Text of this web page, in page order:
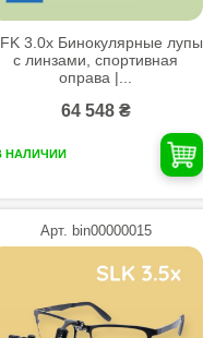
3.0x Бинокулярные лупы
с линзами, спортивная
оправа |...
64 548 ₴
НАЛИЧИИ
Арт. bin00000015